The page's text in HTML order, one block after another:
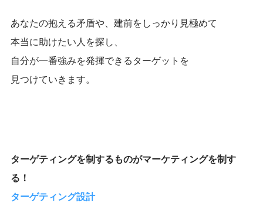
あなたの抱える矛盾や、建前をしっかり見極めて
本当に助けたい人を探し、
自分が一番強みを発揮できるターゲットを
見つけていきます。
ターゲティングを制するものがマーケティングを制す
る！
ターゲティング設計